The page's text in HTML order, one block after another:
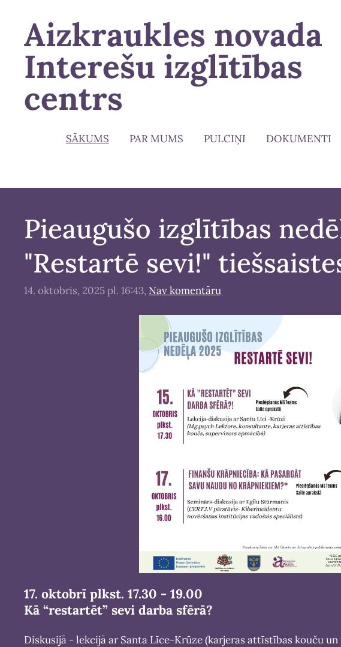
Aizkraukles novada
Interešu izglītības
centrs
SĀKUMS PAR MUMS PULCIŅI DOKUMENTI
Pieaugušo izglītības
"Restartē sevi!"
14. oktobris, 2025 pl. 16:43, Nav komentāru
17. oktobrī plkst. 17.30 - 19.00
Kā “restartēt” sevi darba sfērā?
Diskusijā - lekcijā ar Santa Līce-Krūze (karjeras attīstības kouču